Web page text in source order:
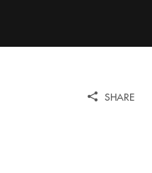
SHARE